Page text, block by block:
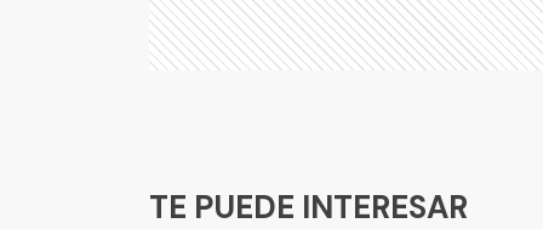
TE PUEDE INTERESAR